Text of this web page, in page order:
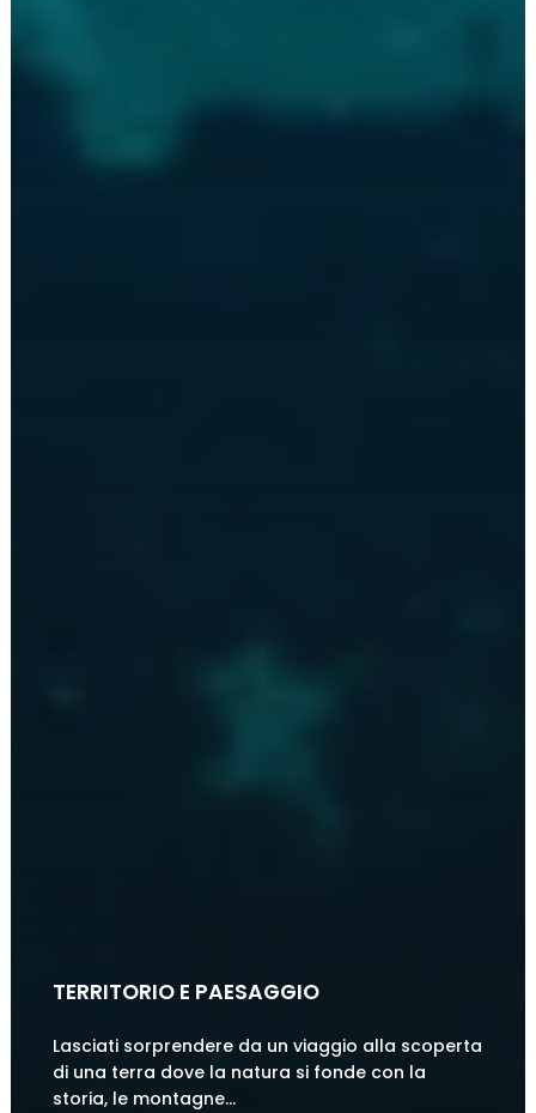
TERRITORIO E PAESAGGIO
Lasciati sorprendere da un viaggio alla scoperta
di una terra dove la natura si fonde con la
storia, le montagne…